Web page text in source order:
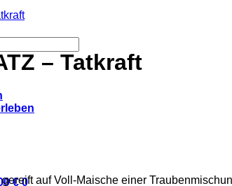
€ 0
– Tatkraft
auf Voll-Maische einer